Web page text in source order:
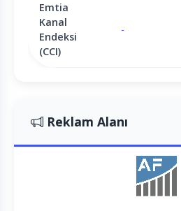
Emtia
Kanal
Endeksi
(CCI)
-
Reklam Alanı